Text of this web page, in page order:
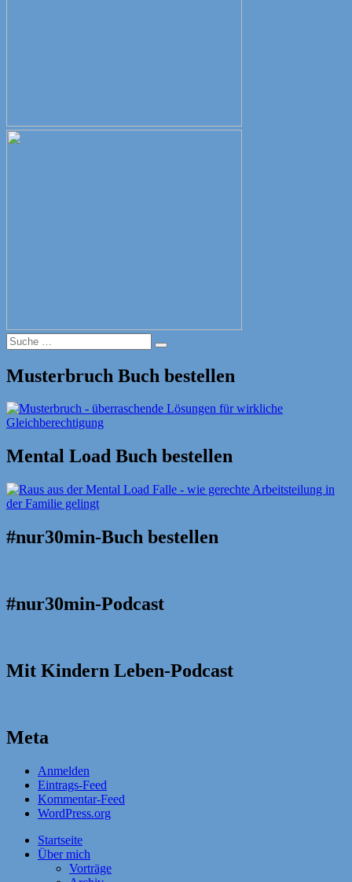
Suche
nach:
Suche
Musterbruch Buch bestellen
Mental Load Buch bestellen
#nur30min-Buch bestellen
#nur30min-Podcast
Mit Kindern Leben-Podcast
Meta
Anmelden
Eintrags-Feed
Kommentar-Feed
WordPress.org
Startseite
Über mich
Vorträge